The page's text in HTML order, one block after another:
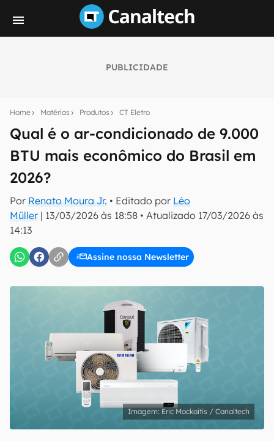
PUBLICIDADE
Home Matérias Produtos CT Eletro
Qual é o ar-condicionado de 9.000
BTU mais econômico do Brasil em
2026?
Por Renato Moura Jr. • Editado por Léo
Müller | 13/03/2026 às 18:58 • Atualizado 17/03/2026 às
14:13
Assine nossa Newsletter
notícias e reviews sobre tecnologia em primeira
mão.
E-mail
inscreva-se
Uso e Política de Privacidade do Canaltech.
Eric Mockaitis / Canaltech